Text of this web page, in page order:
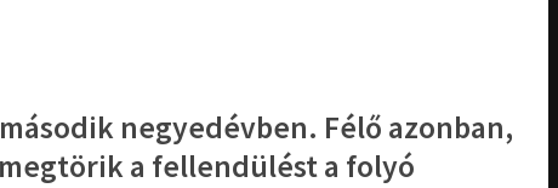
negyedévben. Félő azonban,
a fellendülést a folyó